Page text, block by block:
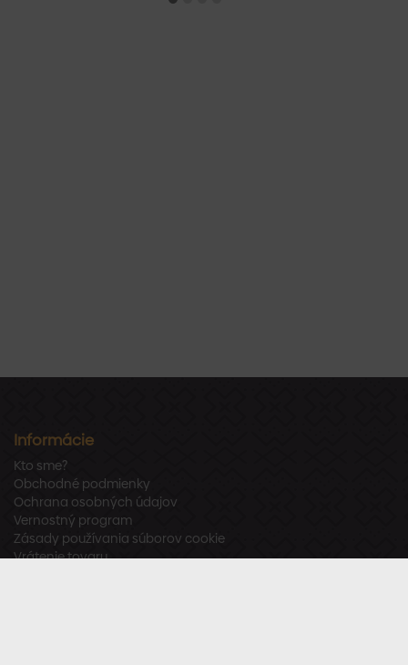
Informácie
Kto sme?
Obchodné podmienky
Ochrana osobných údajov
Vernostný program
Zásady používania súborov cookie
Vrátenie tovaru